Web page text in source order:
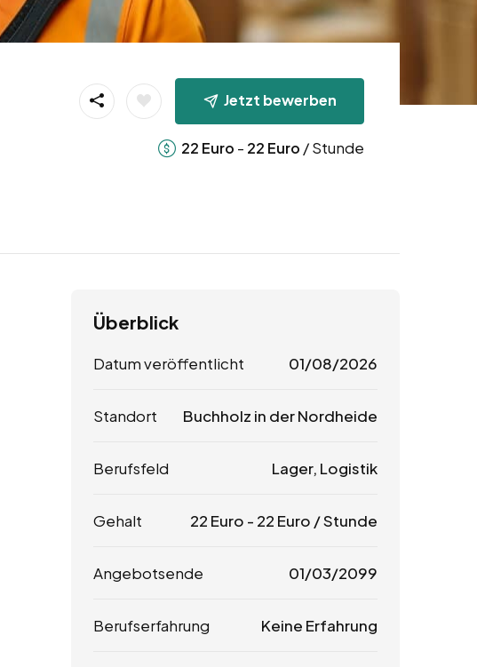
Jetzt bewerben
22 Euro - 22 Euro / Stunde
Überblick
Datum veröffentlicht 01/08/2026
Standort Buchholz in der Nordheide
Berufsfeld Lager, Logistik
Gehalt 22 Euro - 22 Euro / Stunde
Angebotsende 01/03/2099
Berufserfahrung Keine Erfahrung